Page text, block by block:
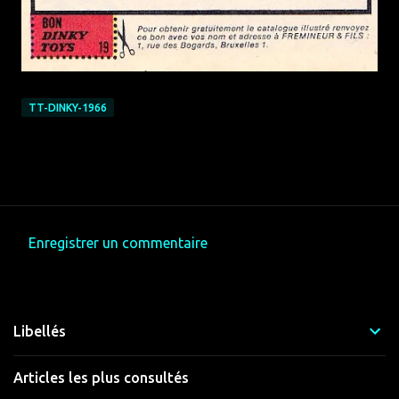
TT-DINKY-1966
m
n
Enregistrer un commentaire
Libellés
Articles les plus consultés